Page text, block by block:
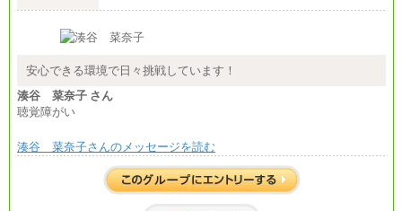
◆正社員/基幹職
〈東京・神奈川〉月給219,000 円～ 〈大阪・兵庫〉
〈愛知〉月給194,500 円～ 〈福岡〉月給185,000 円～
・試用期間中も給与変更なし
月給187,500円～(※1)、184,000円～(※2)、180,500円
～(※3)、170,500～(※4)、168,000円～（※5）
※1…東京都、埼玉県、千葉県、神奈川県
※2…大阪府、京都府、兵庫県、滋賀県
安心できる環境で日々挑戦しています！
湊谷 菜奈子 さん
聴覚障がい
湊谷 菜奈子さんのメッセージを読む